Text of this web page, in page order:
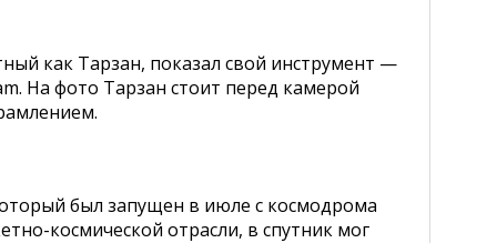
как Тарзан, показал свой инструмент —
На фото Тарзан стоит перед камерой
был запущен в июле с космодрома
космической отрасли, в спутник мог